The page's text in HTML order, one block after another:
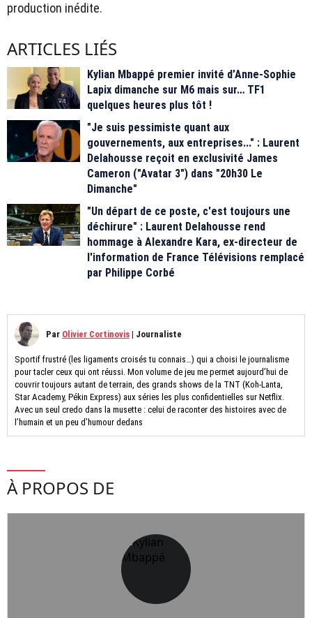
production inédite.
ARTICLES LIÉS
Kylian Mbappé premier invité d’Anne-Sophie
Lapix dimanche sur M6 mais sur… TF1
quelques heures plus tôt !
"Je suis pessimiste quant aux
gouvernements, aux entreprises..." : Laurent
Delahousse reçoit en exclusivité James
Cameron ("Avatar 3") dans "20h30 Le
Dimanche"
"Un départ de ce poste, c'est toujours une
déchirure" : Laurent Delahousse rend
hommage à Alexandre Kara, ex-directeur de
l'information de France Télévisions remplacé
par Philippe Corbé
Par Olivier Cortinovis | Journaliste
Sportif frustré (les ligaments croisés tu connais…) qui a choisi le journalisme
pour tacler ceux qui ont réussi. Mon volume de jeu me permet aujourd’hui de
couvrir toujours autant de terrain, des grands shows de la TNT (Koh-Lanta,
Star Academy, Pékin Express) aux séries les plus confidentielles sur Netflix.
Avec un seul credo dans la musette : celui de raconter des histoires avec de
l’humain et un peu d’humour dedans
À PROPOS DE